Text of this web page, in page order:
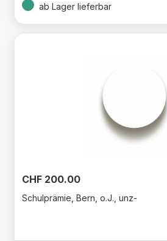
ab Lager lieferbar
CHF 200.00
Schulprämie, Bern, o.J., unz-